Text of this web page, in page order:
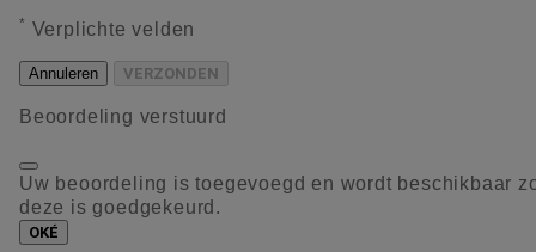
* Verplichte velden
Annuleren VERZONDEN
Beoordeling verstuurd
Uw beoordeling is toegevoegd en wordt beschikbaar
deze is goedgekeurd.
OKÉ